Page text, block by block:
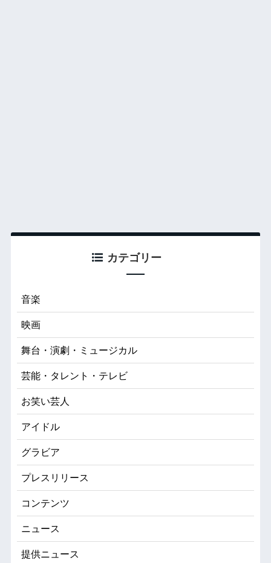
カテゴリー
音楽
映画
舞台・演劇・ミュージカル
芸能・タレント・テレビ
お笑い芸人
アイドル
グラビア
プレスリリース
コンテンツ
ニュース
提供ニュース